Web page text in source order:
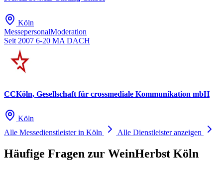
Köln
MessepersonalModeration
Seit 2007 6-20 MA DACH
CCKöln, Gesellschaft für crossmediale Kommunikation mbH
Köln
Alle Messedienstleister in Köln
Alle Dienstleister anzeigen
Häufige Fragen zur WeinHerbst Köln